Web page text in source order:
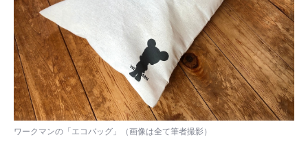
ワークマンの「エコバッグ」（画像は全て筆者撮影）